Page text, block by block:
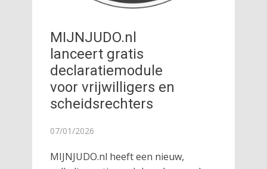
MIJNJUDO.nl
lanceert gratis
declaratiemodule
voor vrijwilligers en
scheidsrechters
07/01/2026
MIJNJUDO.nl heeft een nieuw,